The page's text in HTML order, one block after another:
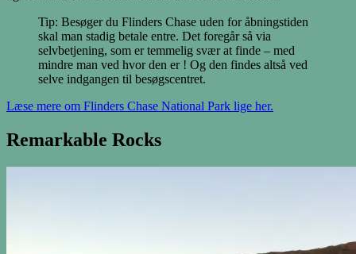
Tip: Besøger du Flinders Chase uden for åbningstiden
skal man stadig betale entre. Det foregår så via
selvbetjening, som er temmelig svær at finde – med
mindre man ved hvor den er ! Og den findes altså ved
selve indgangen til besøgscentret.
Læse mere om Flinders Chase National Park lige her.
Remarkable Rocks